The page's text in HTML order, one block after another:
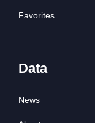
Favorites
Data
News